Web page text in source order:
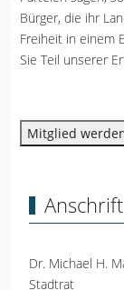
Bürger, die ihr
Freiheit in einem
Sie Teil unserer
Mitglied
Anschrift
Dr. Michael H.
Stadtrat